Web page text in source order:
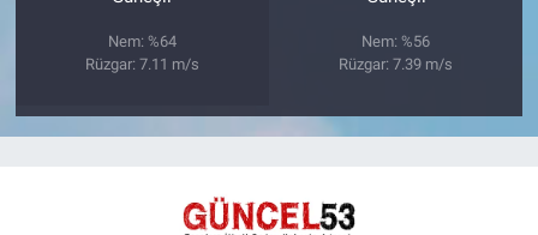
Nem: %64
Rüzgar: 7.11 m/s
Nem: %56
Rüzgar: 7.39 m/s